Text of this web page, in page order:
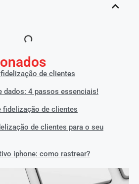
de clientes
dados: 4 passos essenciais!
fidelização de clientes
de clientes para o seu
iphone: como rastrear?